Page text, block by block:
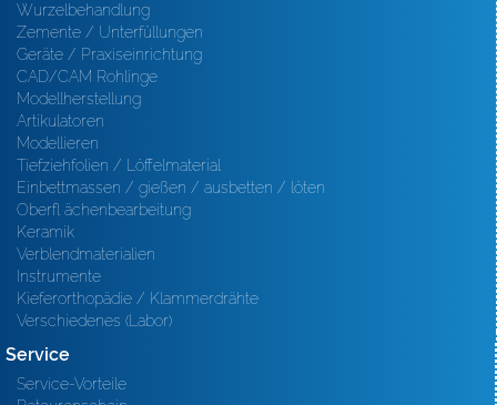
Wurzelbehandlung
Zemente / Unterfüllungen
Geräte / Praxiseinrichtung
CAD/CAM Rohlinge
Modellherstellung
Artikulatoren
Modellieren
Tiefziehfolien / Löffelmaterial
Einbettmassen / gießen / ausbetten / löten
Oberfl ächenbearbeitung
Keramik
Verblendmaterialien
Instrumente
Kieferorthopädie / Klammerdrähte
Verschiedenes (Labor)
Service
Service-Vorteile